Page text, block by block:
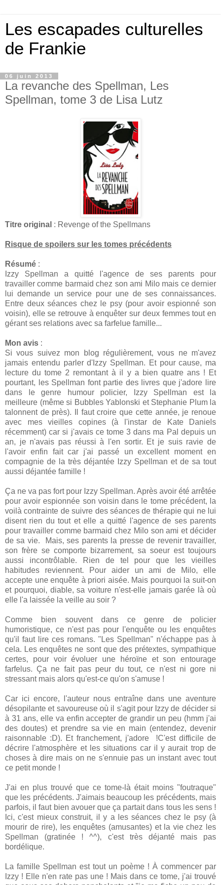
Les escapades culturelles
de Frankie
06 juin 2013
La revanche des Spellman, Les
Spellman, tome 3 de Lisa Lutz
Titre original : Revenge of the Spellmans
Risque de spoilers sur les tomes précédents
Résumé :
Izzy Spellman a quitté l'agence de ses parents pour
travailler comme barmaid chez son ami Milo mais ce dernier
lui demande un service pour une de ses connaissances.
Entre deux séances chez le psy (pour avoir espionné son
voisin), elle se retrouve à enquêter sur deux femmes tout en
gérant ses relations avec sa farfelue famille...
Mon avis :
Si vous suivez mon blog régulièrement, vous ne m'avez
jamais entendu parler d'Izzy Spellman. Et pour cause, ma
lecture du tome 2 remontant à il y a bien quatre ans ! Et
pourtant, les Spellman font partie des livres que j'adore lire
dans le genre humour policier, Izzy Spellman est la
meilleure (même si Bubbles Yablonski et Stephanie Plum la
talonnent de près). Il faut croire que cette année, je renoue
avec mes vieilles copines (à l'instar de Kate Daniels
récemment) car si j'avais ce tome 3 dans ma Pal depuis un
an, je n'avais pas réussi à l'en sortir. Et je suis ravie de
l'avoir enfin fait car j'ai passé un excellent moment en
compagnie de la très déjantée Izzy Spellman et de sa tout
aussi déjantée famille !
Ça ne va pas fort pour Izzy Spellman. Après avoir été arrêtée
pour avoir espionnée son voisin dans le tome précédent, la
voilà contrainte de suivre des séances de thérapie qui ne lui
disent rien du tout et elle a quitté l'agence de ses parents
pour travailler comme barmaid chez Milo son ami et décider
de sa vie. Mais, ses parents la presse de revenir travailler,
son frère se comporte bizarrement, sa soeur est toujours
aussi incontrôlable. Rien de tel pour que les vieilles
habitudes reviennent. Pour aider un ami de Milo, elle
accepte une enquête à priori aisée. Mais pourquoi la suit-on
et pourquoi, diable, sa voiture n'est-elle jamais garée là où
elle l'a laissée la veille au soir ?
Comme bien souvent dans ce genre de policier
humoristique, ce n'est pas pour l'enquête ou les enquêtes
qu'il faut lire ces romans. "Les Spellman" n'échappe pas à
cela. Les enquêtes ne sont que des prétextes, sympathique
certes, pour voir évoluer une héroïne et son entourage
farfelus. Ça ne fait pas peur du tout, ce n'est ni gore ni
stressant mais alors qu'est-ce qu'on s'amuse !
Car ici encore, l'auteur nous entraîne dans une aventure
désopilante et savoureuse où il s'agit pour Izzy de décider si
à 31 ans, elle va enfin accepter de grandir un peu (hmm j'ai
des doutes) et prendre sa vie en main (entendez, devenir
raisonnable :D). Et franchement, j'adore !C'est difficile de
décrire l'atmosphère et les situations car il y aurait trop de
choses à dire mais on ne s'ennuie pas un instant avec tout
ce petit monde !
J'ai en plus trouvé que ce tome-là était moins "foutraque"
que les précédents. J'aimais beaucoup les précédents, mais
parfois, il faut bien avouer que ça partait dans tous les sens !
Ici, c'est mieux construit, il y a les séances chez le psy (à
mourir de rire), les enquêtes (amusantes) et la vie chez les
Spellman (gratinée ! ^^), c'est très déjanté mais pas
bordélique.
La famille Spellman est tout un poème ! À commencer par
Izzy ! Elle n'en rate pas une ! Mais dans ce tome, j'ai trouvé